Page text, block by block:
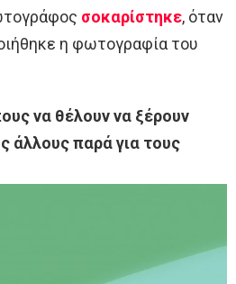
σοκαρίστηκε, όταν
η φωτογραφία του
να θέλουν να ξέρουν
άλλους παρά για τους